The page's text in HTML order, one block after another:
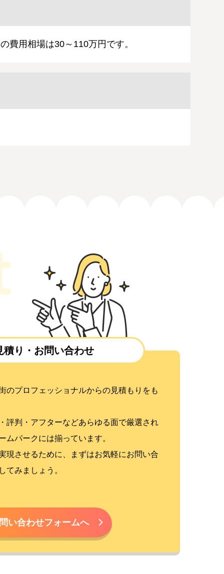
費用相場は30～110万円です。
積り・お問い合わせ
のプロフェッショナルからの見積もりをも
評判・アフターなどあらゆる面で厳選され
ムパークには揃っています。
現させるために、まずはお気軽にお問い合
てみましょう。
い合わせフォームへ